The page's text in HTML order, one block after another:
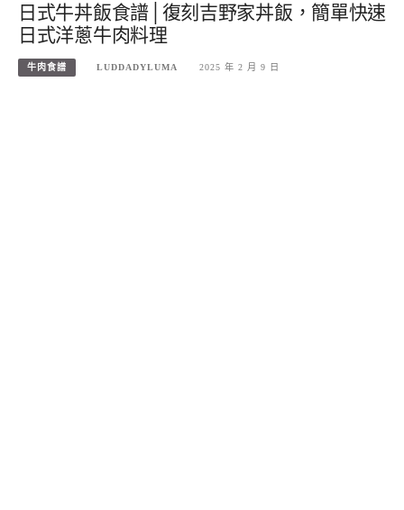
日式牛丼飯食譜│復刻吉野家丼飯，簡單快速
日式洋蔥牛肉料理
牛肉食譜 LUDDADYLUMA 2025 年 2 月 9 日